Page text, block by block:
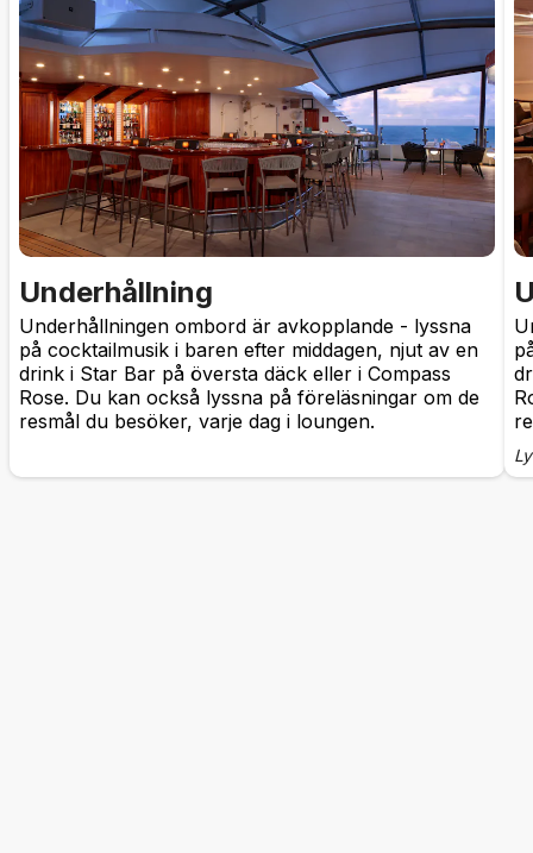
Underhållning
Underhållningen ombord är avkopplande - lyssna
på cocktailmusik i baren efter middagen, njut av en
drink i Star Bar på översta däck eller i Compass
Rose. Du kan också lyssna på föreläsningar om de
resmål du besöker, varje dag i loungen.